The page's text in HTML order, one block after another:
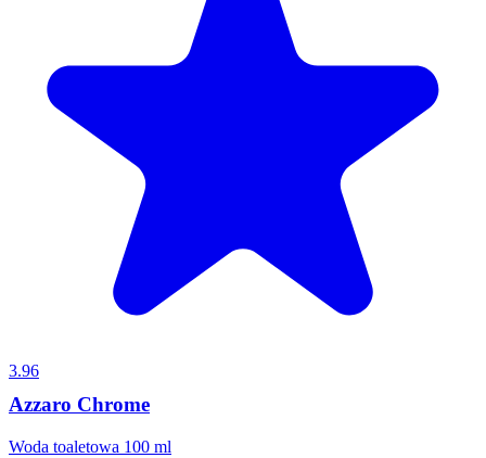
3.96
Azzaro Chrome
Woda toaletowa 100 ml